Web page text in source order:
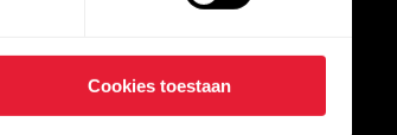
Cookies toestaan